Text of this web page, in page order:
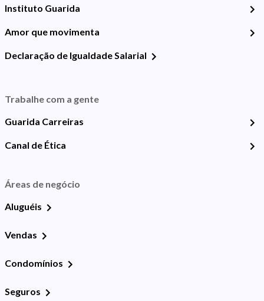
Instituto Guarida
Amor que movimenta
Declaração de Igualdade Salarial
Trabalhe com a gente
Guarida Carreiras
Canal de Ética
Áreas de negócio
Aluguéis
Vendas
Condomínios
Seguros